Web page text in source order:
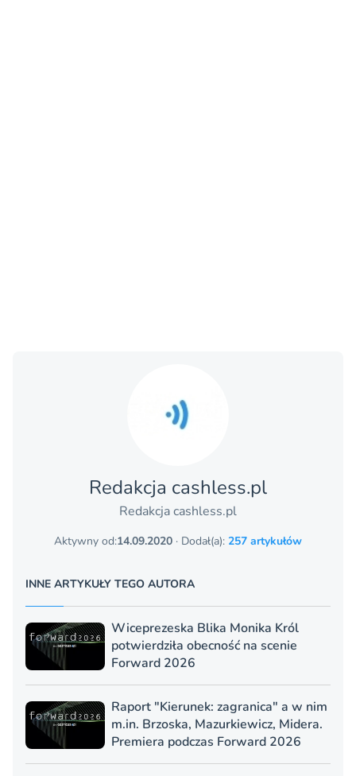
Redakcja cashless.pl
Redakcja cashless.pl
Aktywny od:14.09.2020 · Dodał(a): 257 artykułów
INNE ARTYKUŁY TEGO AUTORA
Wiceprezeska Blika Monika Król
potwierdziła obecność na scenie
Forward 2026
Raport "Kierunek: zagranica" a w nim
m.in. Brzoska, Mazurkiewicz, Midera.
Premiera podczas Forward 2026